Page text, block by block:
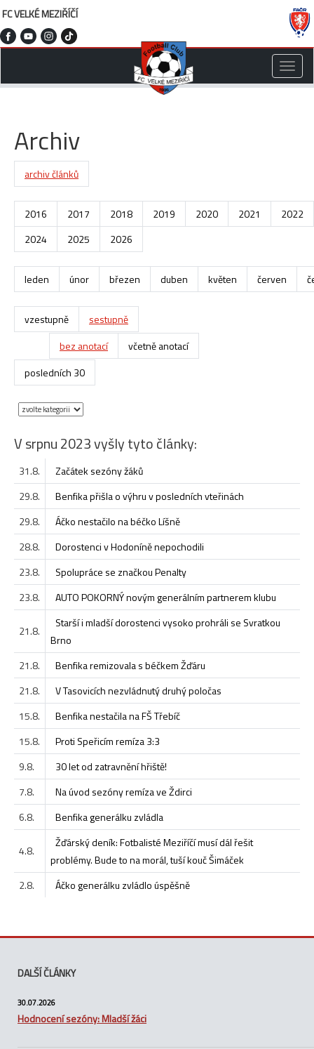
FC VELKÉ MEZIŘÍČÍ
Toggle
Archiv
archiv článků
2016 2017 2018 2019 2020 2021
2022
2024
2025 2026
leden únor březen duben květen červen
vzestupně
sestupně
bez anotací
včetně anotací
posledních 30
V srpnu 2023 vyšly tyto články:
31.8.
Začátek sezóny žáků
29.8.
Benfika přišla o výhru v posledních vteřinách
29.8.
Áčko nestačilo na béčko Líšně
28.8.
Dorostenci v Hodoníně nepochodili
23.8.
Spolupráce se značkou Penalty
23.8.
AUTO POKORNÝ novým generálním partnerem klubu
21.8.
Starší i mladší dorostenci vysoko prohráli se Svratkou
Brno
21.8.
Benfika remizovala s béčkem Žďáru
21.8.
V Tasovicích nezvládnutý druhý poločas
15.8.
Benfika nestačila na FŠ Třebíč
15.8.
Proti Speřicím remíza 3:3
9.8.
30 let od zatravnění hřiště!
7.8.
Na úvod sezóny remíza ve Ždirci
6.8.
Benfika generálku zvládla
4.8.
Žďárský deník: Fotbalisté Meziříčí musí dál řešit
problémy. Bude to na morál, tuší kouč Šimáček
2.8.
Áčko generálku zvládlo úspěšně
DALŠÍ ČLÁNKY
30.07.2026
Hodnocení sezóny: Mladší žáci